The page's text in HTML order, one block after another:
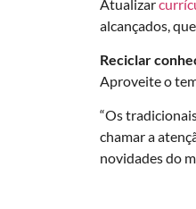
Atualizar
alcançados,
Reciclar
Aproveite o
“Os
chamar a
novidades do